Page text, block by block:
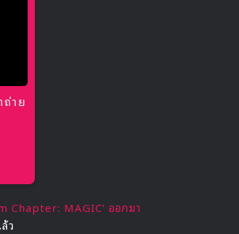
าย
Chapter: MAGIC’ ออกมา
ว